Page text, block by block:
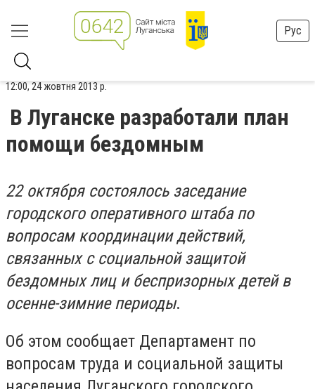
Рус
12:00, 24 жовтня 2013 р.
В Луганске разработали план
помощи бездомным
22 октября состоялось заседание
городского оперативного штаба по
вопросам координации действий,
связанных с социальной защитой
бездомных лиц и беспризорных детей в
осенне-зимние периоды.
Об этом сообщает Департамент по
вопросам труда и социальной защиты